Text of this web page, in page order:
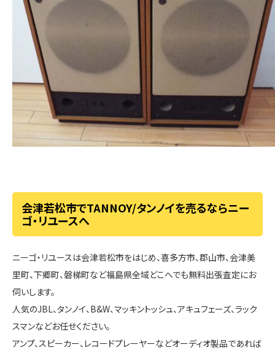
会津若松市でTANNOY/タンノイを売るならニー
ゴ・リユースへ
ニーゴ・リユースは会津若松市をはじめ、喜多方市、郡山市、会津美
里町、下郷町、磐梯町など福島県全域どこへでも無料出張査定にお
伺いします。
人気のJBL、タンノイ、B&W、マッキントッシュ、アキュフェーズ、ラック
スマンなどお任せください。
アンプ、スピーカー、レコードプレーヤーなどオーディオ製品であれば